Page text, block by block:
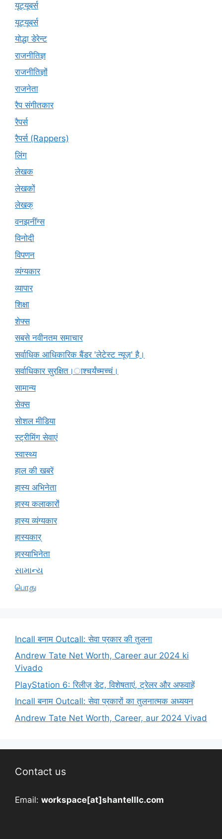
यूट्यूबर्स
यूट्‍यूबर्स
योद्धा डेरेन्ट
राजनीतिज्ञ
राजनीतिज्ञों
राजनेता
रैप संगीतकार
रैपर्स
रैपर्स (Rappers)
लिंग
लेखक
लेखकों
लेखक्
वनझनींग्स
विनोदी
विपणन
व्यंग्यकार
व्यापार
शिक्षा
शेफ्स
सबसे नवीनतम समाचार
सर्वाधिक आधिकारिक बैंडर 'लेटेस्ट न्यूज़' है।
सर्वाधिकार सुरक्षित।ाश्चर्यंच्मच्चं।
सामान्य
सेक्स
सोशल मीडिया
स्ट्रीमिंग सेवाएं
स्वास्थ्य
हाल की खबरें
हास्य अभिनेता
हास्य कलाकारों
हास्य व्यंग्यकार
हास्यकार्
हास्याभिनेता
સામાન્ય
பொது
Incall बनाम Outcall: सेवा प्रकार की तुलना
Andrew Tate Net Worth, Career aur 2024 ki
Vivado
PlayStation 6: रिलीज़ डेट, विशेषताएं, ट्रेलर और अफवाहें
Incall बनाम Outcall: सेवा प्रकारों का तुलनात्मक अध्ययन
Andrew Tate Net Worth, Career, aur 2024 Vivad
Contact us
Email: workspace[at]shantelllc.com